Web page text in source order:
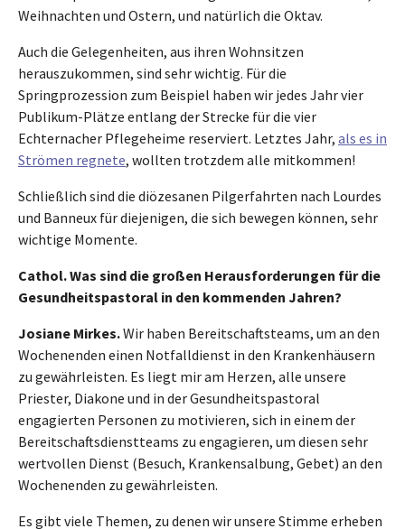
Weihnachten und Ostern, und natürlich die Oktav.
Auch die Gelegenheiten, aus ihren Wohnsitzen
herauszukommen, sind sehr wichtig. Für die
Springprozession zum Beispiel haben wir jedes Jahr vier
Publikum-Plätze entlang der Strecke für die vier
Echternacher Pflegeheime reserviert. Letztes Jahr, als es in
Strömen regnete, wollten trotzdem alle mitkommen!
Schließlich sind die diözesanen Pilgerfahrten nach Lourdes
und Banneux für diejenigen, die sich bewegen können, sehr
wichtige Momente.
Cathol. Was sind die großen Herausforderungen für die
Gesundheitspastoral in den kommenden Jahren?
Josiane Mirkes.Wir haben Bereitschaftsteams, um an den
Wochenenden einen Notfalldienst in den Krankenhäusern
zu gewährleisten. Es liegt mir am Herzen, alle unsere
Priester, Diakone und in der Gesundheitspastoral
engagierten Personen zu motivieren, sich in einem der
Bereitschaftsdienstteams zu engagieren, um diesen sehr
wertvollen Dienst (Besuch, Krankensalbung, Gebet) an den
Wochenenden zu gewährleisten.
Es gibt viele Themen, zu denen wir unsere Stimme erheben